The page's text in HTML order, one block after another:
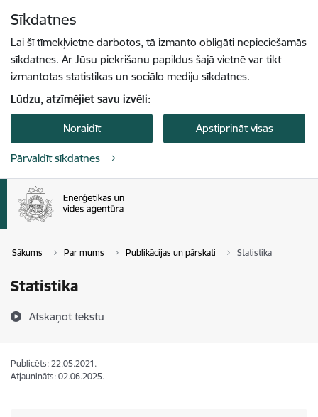
Sīkdatnes
Lai šī tīmekļvietne darbotos, tā izmanto obligāti nepieciešamās
sīkdatnes. Ar Jūsu piekrišanu papildus šajā vietnē var tikt
izmantotas statistikas un sociālo mediju sīkdatnes.
Lūdzu, atzīmējiet savu izvēli:
Noraidīt Apstiprināt visas
Pārvaldīt sīkdatnes
Sākums Par mums Publikācijas un pārskati Statistika
Statistika
Atskaņot tekstu
Publicēts: 22.05.2021.
Atjaunināts: 02.06.2025.